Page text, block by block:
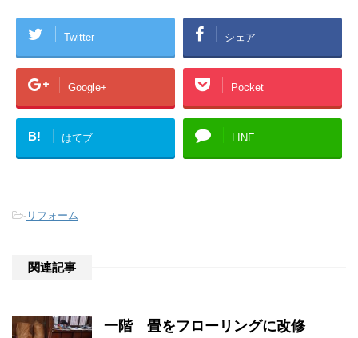
Twitter シェア
Google+ Pocket
B! はてブ LINE
- リフォーム
関連記事
一階 畳をフローリングに改修